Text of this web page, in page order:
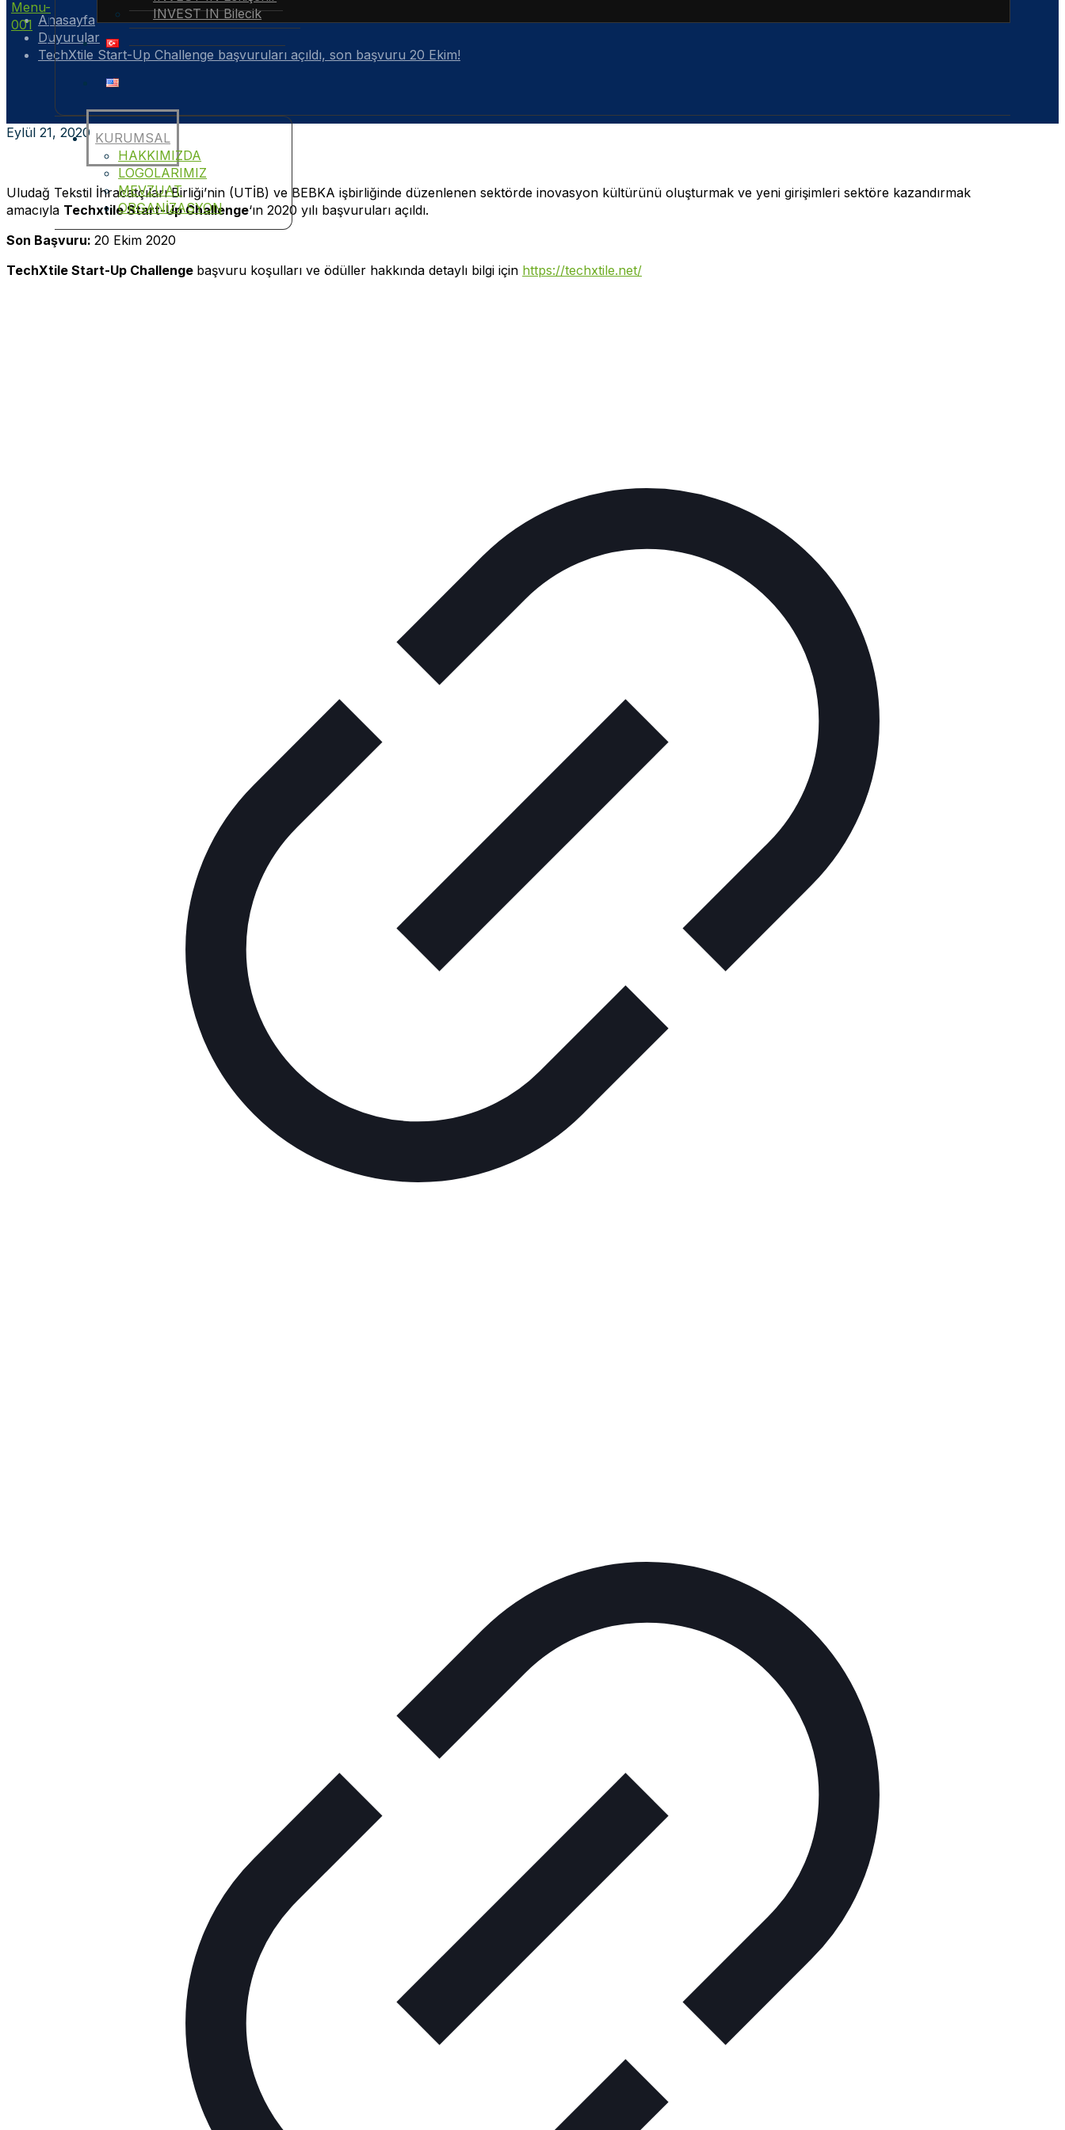
INVEST IN Bilecik
KURUMSAL
HAKKIMIZDA
LOGOLARIMIZ
MEVZUAT
ORGANİZASYON
Anasayfa
Duyurular
TechXtile Start-Up Challenge başvuruları açıldı, son başvuru 20 Ekim!
Eylül 21, 2020
Uludağ Tekstil İhracatçıları Birliği’nin (UTİB) ve BEBKA işbirliğinde düzenlenen sektörde inovasyon kültürünü oluşturmak ve yeni girişimleri sektöre kazandırmak
amacıyla Techxtile Start-Up Challenge‘ın 2020 yılı başvuruları açıldı.
Son Başvuru: 20 Ekim 2020
TechXtile Start-Up Challenge başvuru koşulları ve ödüller hakkında detaylı bilgi için https://techxtile.net/